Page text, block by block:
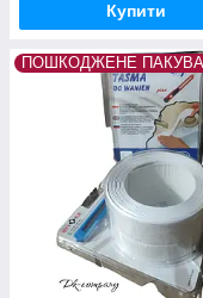
Купити
ПОШКОДЖЕНЕ